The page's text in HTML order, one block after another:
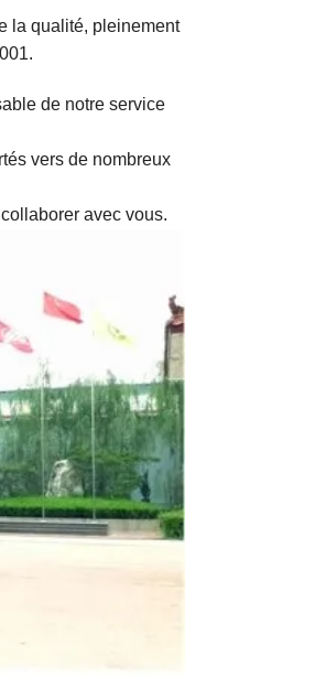
la qualité, pleinement
de notre service
vers de nombreux
avec vous.